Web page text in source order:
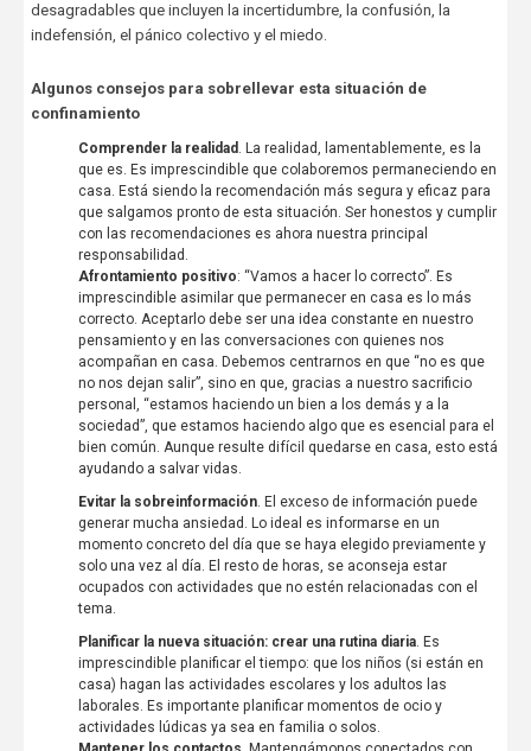
desagradables que incluyen la incertidumbre, la confusión, la
indefensión, el pánico colectivo y el miedo.
Algunos consejos para sobrellevar esta situación de
confinamiento
Comprender la realidad . La realidad, lamentablemente, es la
que es. Es imprescindible que colaboremos permaneciendo en
casa. Está siendo la recomendación más segura y eficaz para
que salgamos pronto de esta situación. Ser honestos y cumplir
con las recomendaciones es ahora nuestra principal
responsabilidad.
Afrontamiento positivo: “Vamos a hacer lo correcto”. Es
imprescindible asimilar que permanecer en casa es lo más
correcto. Aceptarlo debe ser una idea constante en nuestro
pensamiento y en las conversaciones con quienes nos
acompañan en casa. Debemos centrarnos en que “no es que
no nos dejan salir”, sino en que, gracias a nuestro sacrificio
personal, “estamos haciendo un bien a los demás y a la
sociedad”, que estamos haciendo algo que es esencial para el
bien común. Aunque resulte difícil quedarse en casa, esto está
ayudando a salvar vidas.
Evitar la sobreinformación. El exceso de información puede
generar mucha ansiedad. Lo ideal es informarse en un
momento concreto del día que se haya elegido previamente y
solo una vez al día. El resto de horas, se aconseja estar
ocupados con actividades que no estén relacionadas con el
tema.
Planificar la nueva situación: crear una rutina diaria. Es
imprescindible planificar el tiempo: que los niños (si están en
casa) hagan las actividades escolares y los adultos las
laborales. Es importante planificar momentos de ocio y
actividades lúdicas ya sea en familia o solos.